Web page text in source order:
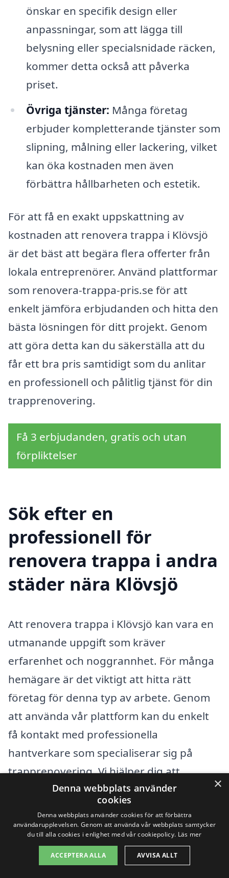
önskar en specifik design eller
anpassningar, som att lägga till
belysning eller specialsnidade räcken,
kommer detta också att påverka
priset.
Övriga tjänster: Många företag
erbjuder kompletterande tjänster som
slipning, målning eller lackering, vilket
kan öka kostnaden men även
förbättra hållbarheten och estetik.
För att få en exakt uppskattning av
kostnaden att renovera trappa i Klövsjö
är det bäst att begära flera offerter från
lokala entreprenörer. Använd plattformar
som renovera-trappa-pris.se för att
enkelt jämföra erbjudanden och hitta den
bästa lösningen för ditt projekt. Genom
att göra detta kan du säkerställa att du
får ett bra pris samtidigt som du anlitar
en professionell och pålitlig tjänst för din
trapprenovering.
Få 3 erbjudanden, gratis och utan
förpliktelser
Sök efter en
professionell för
renovera trappa i andra
städer nära Klövsjö
Att renovera trappa i Klövsjö kan vara en
utmanande uppgift som kräver
erfarenhet och noggrannhet. För många
hemägare är det viktigt att hitta rätt
företag för denna typ av arbete. Genom
att använda vår plattform kan du enkelt
få kontakt med professionella
hantverkare som specialiserar sig på
trapprenovering. Vi hjälper dig att
jämföra olika offertalternativ så att du kan
få det bästa priset och kvaliteten på
arbetet.
Om du bor i Klövsjö och söker efter
×
Denna webbplats använder
cookies
Denna webbplats använder cookies för att förbättra
användarupplevelsen. Genom att använda vår webbplats samtycker
du till alla cookies i enlighet med vår cookiepolicy. Läs mer
ACCEPTERA ALLA AVVISA ALLT